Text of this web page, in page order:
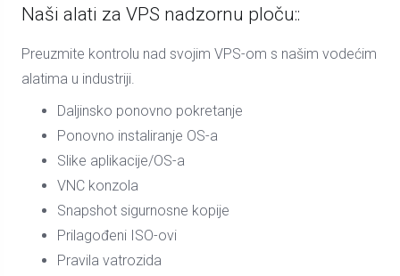
Naši alati za VPS nadzornu ploču::
Preuzmite kontrolu nad svojim VPS-om s našim vodećim
alatima u industriji.
Daljinsko ponovno pokretanje
Ponovno instaliranje OS-a
Slike aplikacije/OS-a
VNC konzola
Snapshot sigurnosne kopije
Prilagođeni ISO-ovi
Pravila vatrozida